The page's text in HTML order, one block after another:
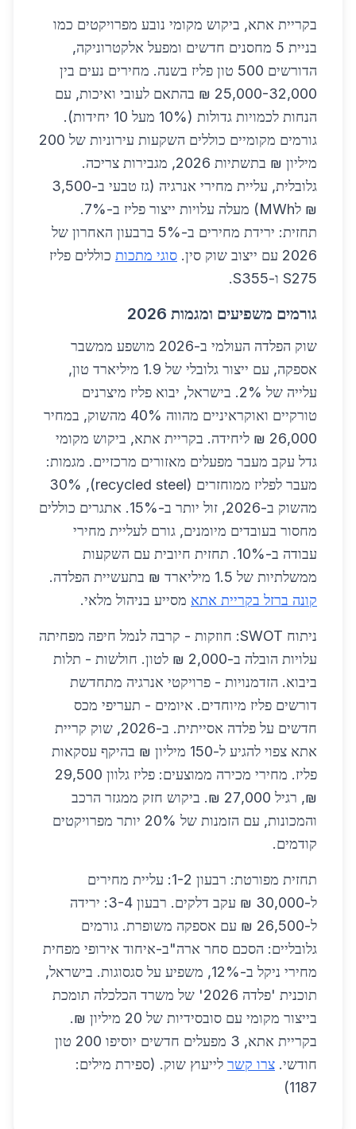
בקריית אתא, ביקוש מקומי נובע מפרויקטים כמו
בניית 5 מחסנים חדשים ומפעל אלקטרוניקה,
הדורשים 500 טון פליז בשנה. מחירים נעים בין
25,000-32,000 ₪ בהתאם לעובי ואיכות, עם
הנחות לכמויות גדולות (10% מעל 10 יחידות).
גורמים מקומיים כוללים השקעות עירוניות של 200
מיליון ₪ בתשתיות 2026, מגבירות צריכה.
גלובלית, עליית מחירי אנרגיה (גז טבעי ב-3,500
₪ לMWh) מעלה עלויות ייצור פליז ב-7%.
תחזית: ירידת מחירים ב-5% ברבעון האחרון של
2026 עם ייצוב שוק סין.
סוגי מתכות כוללים פליז
S275 ו-S355.
גורמים משפיעים ומגמות 2026
שוק הפלדה העולמי ב-2026 מושפע ממשבר
אספקה, עם ייצור גלובלי של 1.9 מיליארד טון,
עלייה של 2%. בישראל, יבוא פליז מיצרנים
טורקיים ואוקראיניים מהווה 40% מהשוק, במחיר
26,000 ₪ ליחידה. בקריית אתא, ביקוש מקומי
גדל עקב מעבר מפעלים מאזורים מרכזיים. מגמות:
מעבר לפליז ממוחזרים (recycled steel), 30%
מהשוק ב-2026, זול יותר ב-15%. אתגרים כוללים
מחסור בעובדים מיומנים, גורם לעליית מחירי
עבודה ב-10%. תחזית חיובית עם השקעות
ממשלתיות של 1.5 מיליארד ₪ בתעשיית הפלדה.
קונה ברזל בקריית אתא מסייע בניהול מלאי.
ניתוח SWOT: חוזקות - קרבה לנמל חיפה מפחיתה
עלויות הובלה ב-2,000 ₪ לטון. חולשות - תלות
ביבוא. הזדמנויות - פרויקטי אנרגיה מתחדשת
דורשים פליז מיוחדים. איומים - תעריפי מכס
חדשים על פלדה אסייתית. ב-2026, שוק קריית
אתא צפוי להגיע ל-150 מיליון ₪ בהיקף עסקאות
פליז. מחירי מכירה ממוצעים: פליז גלוון 29,500
₪, רגיל 27,000 ₪. ביקוש חזק ממגזר הרכב
והמכונות, עם הזמנות של 20% יותר מפרויקטים
קודמים.
תחזית מפורטת: רבעון 1-2: עליית מחירים
ל-30,000 ₪ עקב דלקים. רבעון 3-4: ירידה
ל-26,500 ₪ עם אספקה משופרת. גורמים
גלובליים: הסכם סחר ארה"ב-איחוד אירופי מפחית
מחירי ניקל ב-12%, משפיע על סגסוגות. בישראל,
תוכנית 'פלדה 2026' של משרד הכלכלה תומכת
בייצור מקומי עם סובסידיות של 20 מיליון ₪.
בקריית אתא, 3 מפעלים חדשים יוסיפו 200 טון
חודשי. צרו קשר לייעוץ שוק. (ספירת מילים:
1187)